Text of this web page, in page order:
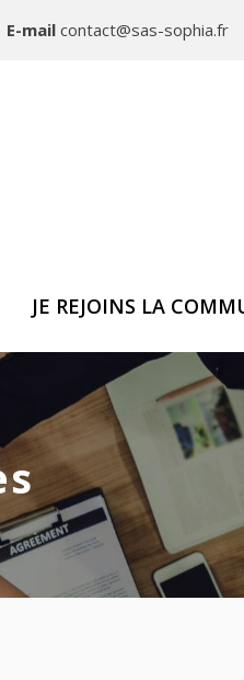
E-mail contact@sas-sophia.fr
JE REJOINS LA